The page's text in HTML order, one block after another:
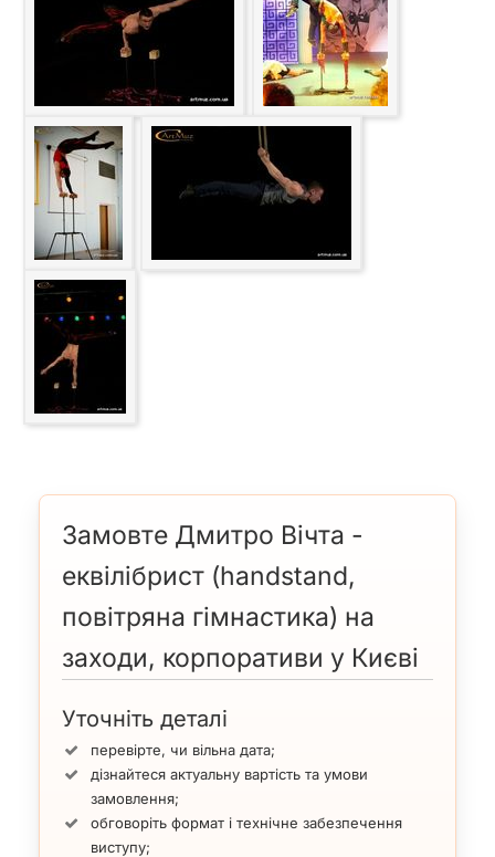
Замовте Дмитро Вічта -
еквілібрист (handstand,
повітряна гімнастика) на
заходи, корпоративи у Києві
Уточніть деталі
перевірте, чи вільна дата;
дізнайтеся актуальну вартість та умови
замовлення;
обговоріть формат і технічне забезпечення
виступу;